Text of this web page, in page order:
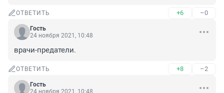
ОТВЕТИТЬ +6 –0
Гость
24 ноября 2021, 10:48
врачи-предатели.
ОТВЕТИТЬ +8 –2
Гость
24 ноября 2021, 10:48